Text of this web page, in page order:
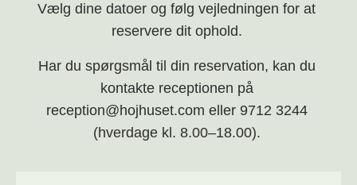
Vælg dine datoer og følg vejledningen for at
reservere dit ophold.
Har du spørgsmål til din reservation, kan du
kontakte receptionen på
reception@hojhuset.com eller 9712 3244
(hverdage kl. 8.00–18.00).